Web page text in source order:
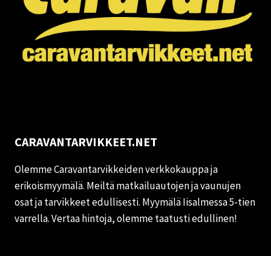
CARAVANTARVIKKEET.NET
Olemme Caravantarvikkeiden verkkokauppa ja
erikoismyymälä. Meiltä matkailuautojen ja vaunujen
osat ja tarvikkeet edullisesti. Myymälä Iisalmessa 5-tien
varrella. Vertaa hintoja, olemme taatusti edullinen!